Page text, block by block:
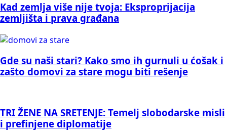
Kad zemlja više nije tvoja: Eksproprijacija
zemljišta i prava građana
Gde su naši stari? Kako smo ih gurnuli u ćošak i
zašto domovi za stare mogu biti rešenje
TRI ŽENE NA SRETENJE: Temelj slobodarske misli
i prefinjene diplomatije